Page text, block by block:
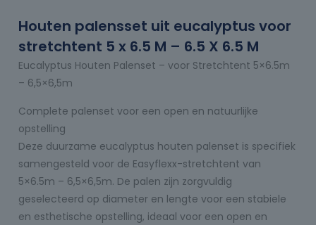
Houten palensset uit eucalyptus voor
stretchtent 5 x 6.5 M – 6.5 X 6.5 M
Eucalyptus Houten Palenset – voor Stretchtent 5×6.5m
– 6,5×6,5m
Complete palenset voor een open en natuurlijke
opstelling
Deze duurzame eucalyptus houten palenset is specifiek
samengesteld voor de Easyflexx-stretchtent van
5×6.5m – 6,5×6,5m. De palen zijn zorgvuldig
geselecteerd op diameter en lengte voor een stabiele
en esthetische opstelling, ideaal voor een open en